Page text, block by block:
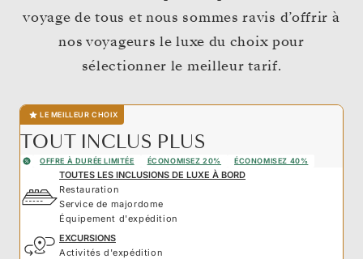
voyage de tous et nous sommes ravis d’offrir à
nos voyageurs le luxe du choix pour
sélectionner le meilleur tarif.
LE MEILLEUR CHOIX
TOUT INCLUS PLUS
OFFRE À DURÉE LIMITÉE ÉCONOMISEZ 20% ÉCONOMISEZ 40%
TOUTES LES INCLUSIONS DE LUXE À BORD
Restauration
Service de majordome
Équipement d'expédition
EXCURSIONS
Activités d'expédition